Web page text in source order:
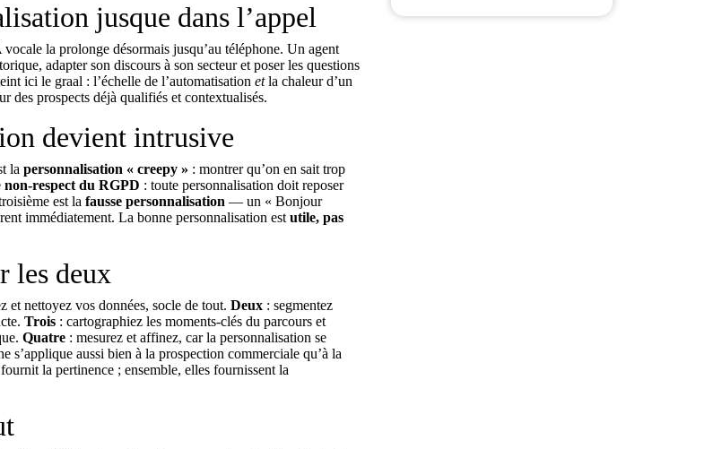
jusque dans l’appel
la prolonge désormais jusqu’au téléphone. Un agent
adapter son discours à son secteur et poser les questions
ici le graal : l’échelle de l’automatisation etla chaleur d’un
des prospects déjà qualifiés et contextualisés.
devient intrusive
la personnalisation « creepy » : montrer qu’on en sait trop
non-respect du RGPD : toute personnalisation doit reposer
est la fausse personnalisation — un « Bonjour
immédiatement. La bonne personnalisation est utile, pas
les deux
et nettoyez vos données, socle de tout. Deux : segmentez
Trois : cartographiez les moments-clés du parcours et
Quatre : mesurez et affinez, car la personnalisation se
s’applique aussi bien à la prospection commerciale qu’à la
la pertinence ; ensemble, elles fournissent la